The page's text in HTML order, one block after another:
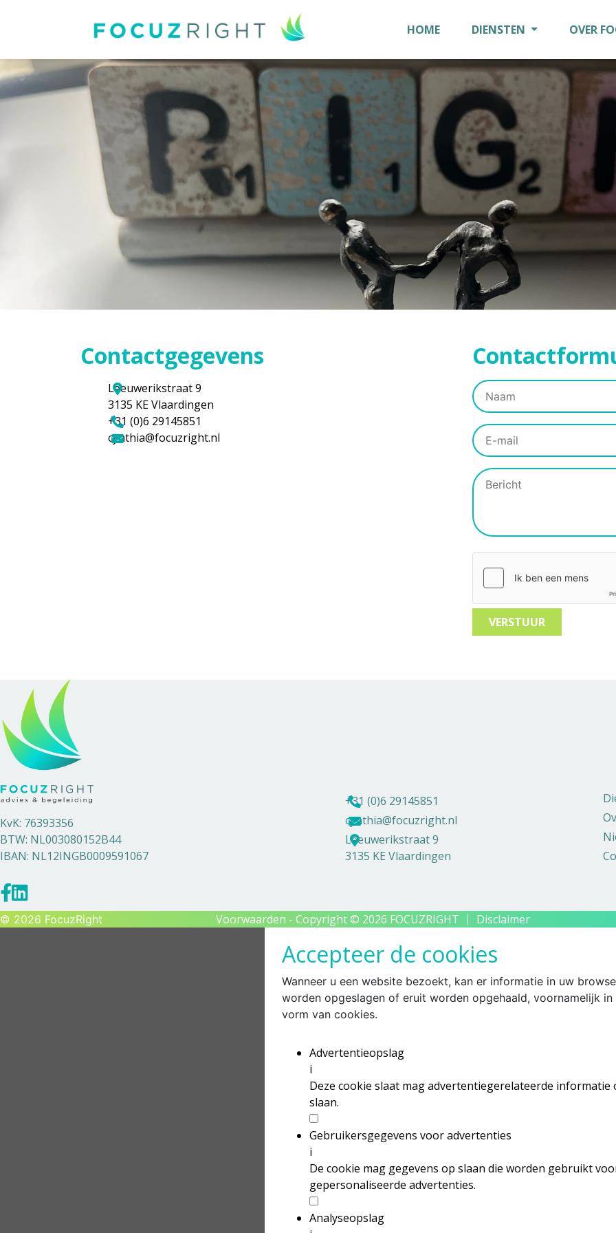
HOME DIENSTEN OVER
Contactgegevens
Leeuwerikstraat 9
3135 KE Vlaardingen
+31 (0)6 29145851
cynthia@focuzright.nl
VERSTUUR
KvK: 76393356
BTW: NL003080152B44
IBAN: NL12INGB0009591067
+31 (0)6 29145851
cynthia@focuzright.nl
Leeuwerikstraat 9
3135 KE Vlaardingen
© 2026 FocuzRight Voorwaarden - Copyright © 2026 FOCUZRIGHT Disclaimer
Accepteer de cookies
Wanneer u een website bezoekt, kan er informatie in uw
worden opgeslagen of eruit worden opgehaald, voornamelijk in
vorm van cookies.
Advertentieopslag
i
Deze cookie slaat mag advertentiegerelateerde informatie
slaan.
Gebruikersgegevens voor advertenties
i
De cookie mag gegevens op slaan die worden gebruikt
gepersonaliseerde advertenties.
Analyseopslag